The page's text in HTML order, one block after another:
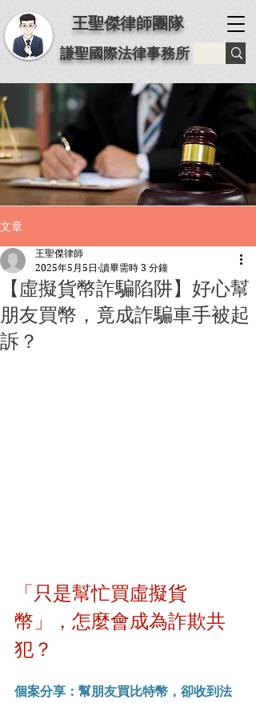
王聖傑律師團隊
謙聖國際法律事務所
文章
【虛擬貨幣詐騙陷阱】好心幫
朋友買幣，竟成詐騙車手被起
訴？
王聖傑律師
2025年5月5日 讀畢需時 3 分鐘
「只是幫忙買虛擬貨
幣」，怎麼會成為詐欺共
犯？
個案分享：幫朋友買比特幣，卻收到法